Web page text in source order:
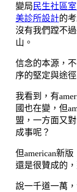
變局 民生社區
美診所設計的
沒有我們蹚不
山。
信念的本源，
序的堅定與途
我看到，有
國也在變，但
盟，一方面又
成事呢？
但american新
還是很贊成的
說一千道一萬